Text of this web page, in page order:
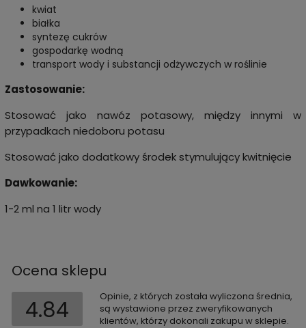
kwiat
białka
syntezę cukrów
gospodarkę wodną
transport wody i substancji odżywczych w roślinie
Zastosowanie:
Stosować jako nawóz potasowy, między innymi w
przypadkach niedoboru potasu
Stosować jako dodatkowy środek stymulujący kwitnięcie
Dawkowanie:
1-2 ml na 1 litr wody
Ocena sklepu
4.84
Opinie, z których została wyliczona średnia,
są wystawione przez zweryfikowanych
klientów, którzy dokonali zakupu w sklepie.